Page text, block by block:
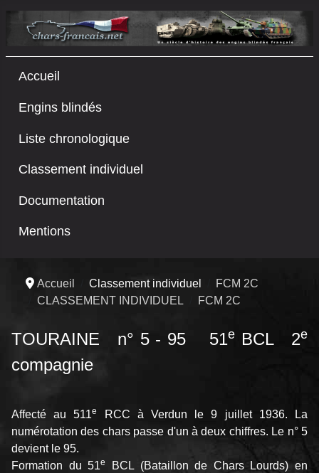
Accueil
Engins blindés
Liste chronologique
Classement individuel
Documentation
Mentions
Accueil Classement individuel
FCM 2C
CLASSEMENT INDIVIDUEL
FCM 2C
TOURAINE n° 5 - 95 51e BCL 2e
compagnie
Affecté au 511e
RCC à Verdun le 9 juillet 1936. La
numérotation des chars passe d'un à deux chiffres. Le n° 5
devient le 95.
Formation du 51e
BCL (Bataillon de Chars Lourds) en